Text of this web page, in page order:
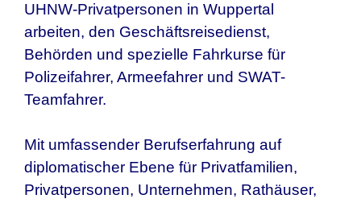
UHNW-Privatpersonen in Wuppertal
arbeiten, den Geschäftsreisedienst,
Behörden und spezielle Fahrkurse für
Polizeifahrer, Armeefahrer und SWAT-
Teamfahrer.
Mit umfassender Berufserfahrung auf
diplomatischer Ebene für Privatfamilien,
Privatpersonen, Unternehmen, Rathäuser,